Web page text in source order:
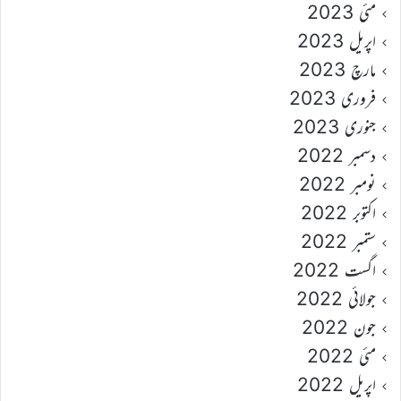
مئی 2023
اپریل 2023
مارچ 2023
فروری 2023
جنوری 2023
دسمبر 2022
نومبر 2022
اکتوبر 2022
ستمبر 2022
اگست 2022
جولائی 2022
جون 2022
مئی 2022
اپریل 2022